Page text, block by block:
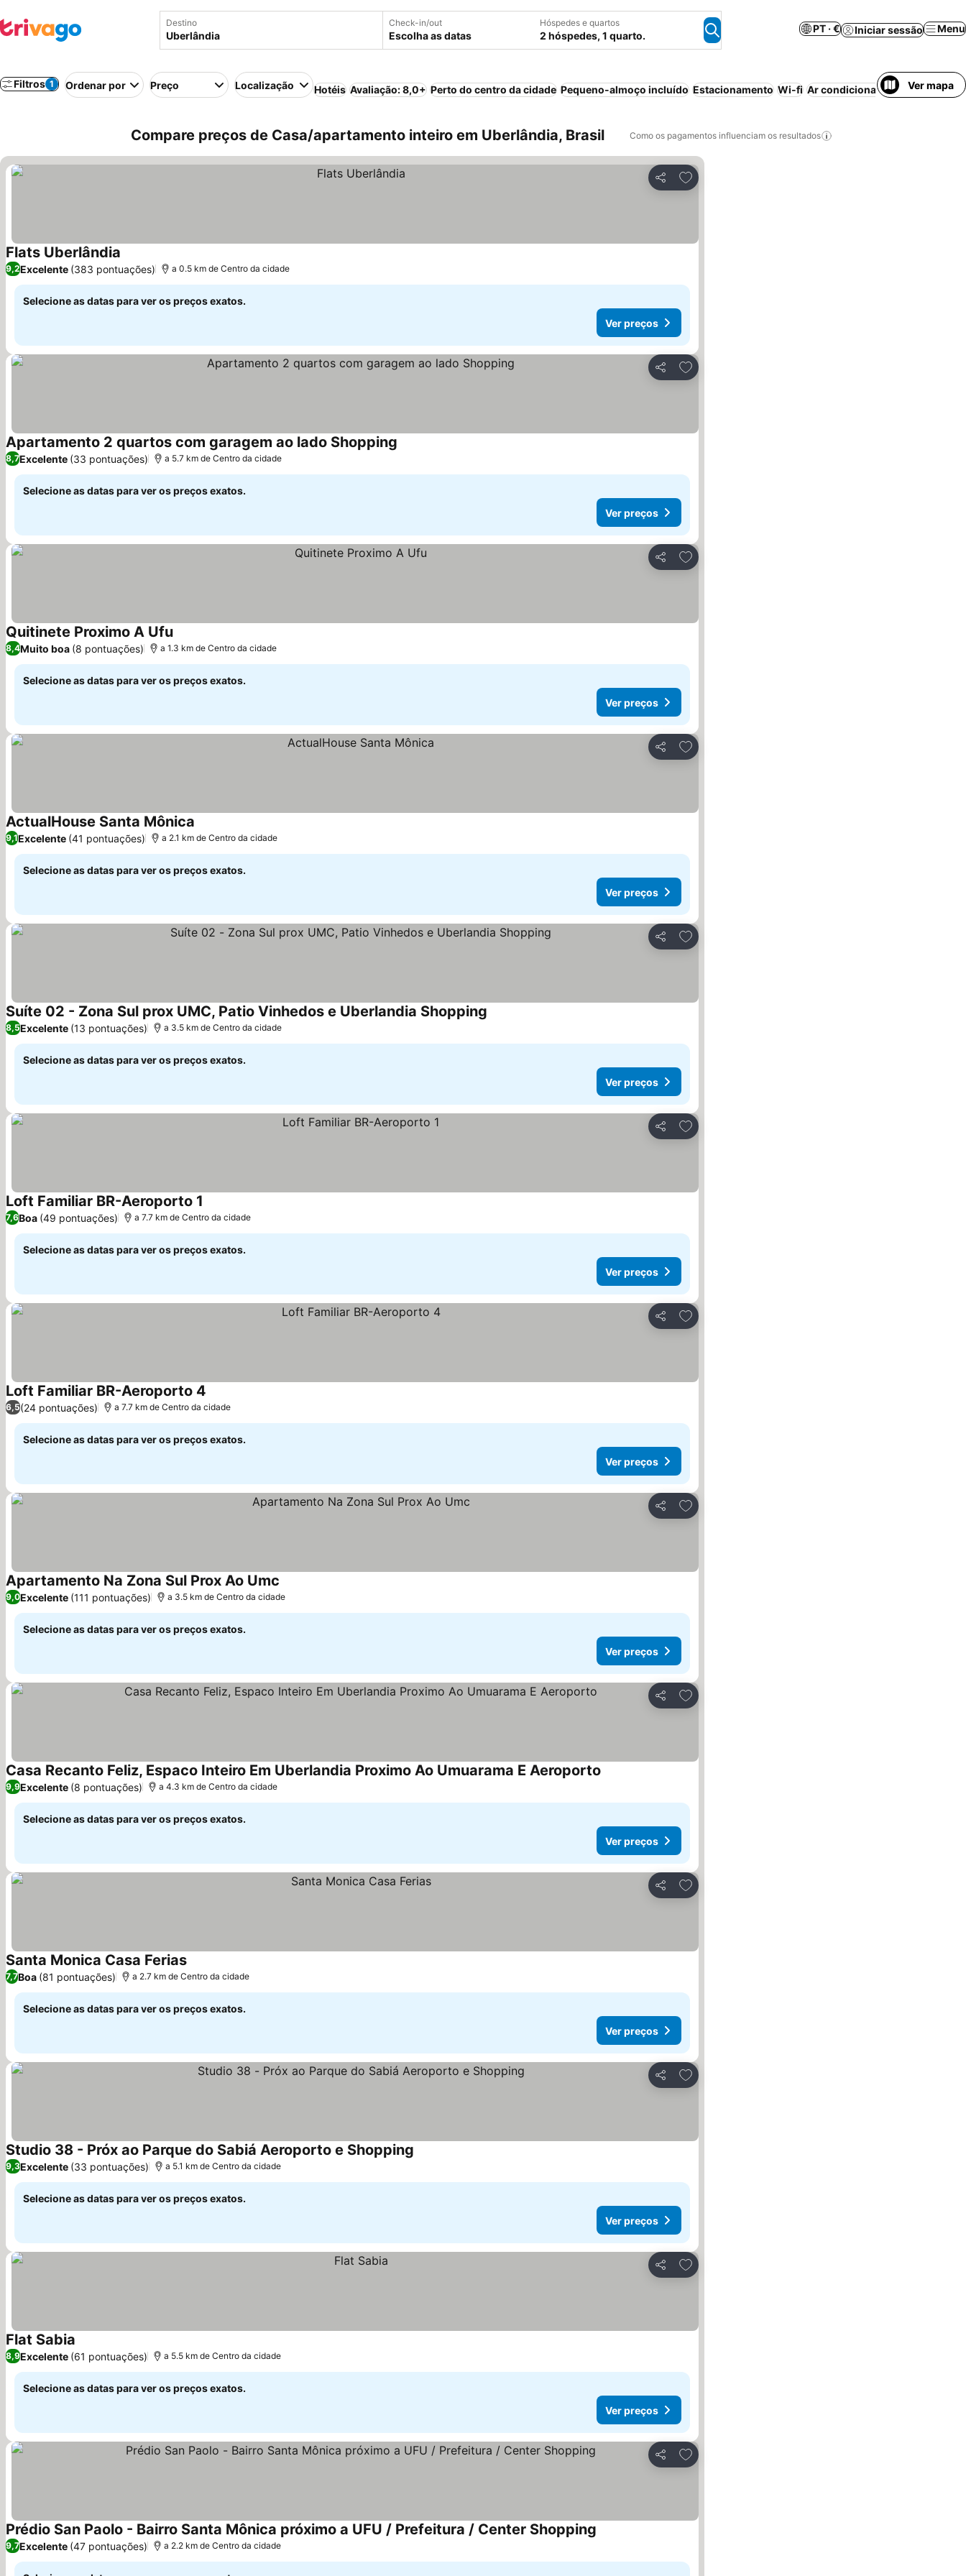
Destino Check-in/out
Escolha as datas
Hóspedes e quartos
2 hóspedes, 1 quarto.
PT · € Iniciar sessão Menu
Filtros 1 Ordenar por Preço Localização Hotéis Avaliação: 8,0+ Perto do centro da cidade Pequeno-almoço incluído Estacionamento Wi-fi Ar condicionado Banheira de
Ver mapa
Compare preços de Casa/apartamento inteiro em Uberlândia, Brasil Como os pagamentos influenciam os resultados
Partilhar
Adicionar aos favoritos
Flats Uberlândia
9,2Excelente (383 pontuações) a 0.5 km de Centro da cidade
Selecione as datas para ver os preços exatos.
Ver preços
Partilhar
Adicionar aos favoritos
Apartamento 2 quartos com garagem ao lado Shopping
8,7Excelente (33 pontuações) a 5.7 km de Centro da cidade
Selecione as datas para ver os preços exatos.
Ver preços
Partilhar
Adicionar aos favoritos
Quitinete Proximo A Ufu
8,4Muito boa (8 pontuações) a 1.3 km de Centro da cidade
Selecione as datas para ver os preços exatos.
Ver preços
Partilhar
Adicionar aos favoritos
ActualHouse Santa Mônica
9,1Excelente (41 pontuações) a 2.1 km de Centro da cidade
Selecione as datas para ver os preços exatos.
Ver preços
Partilhar
Adicionar aos favoritos
Suíte 02 - Zona Sul prox UMC, Patio Vinhedos e Uberlandia Shopping
8,5Excelente (13 pontuações) a 3.5 km de Centro da cidade
Selecione as datas para ver os preços exatos.
Ver preços
Partilhar
Adicionar aos favoritos
Loft Familiar BR-Aeroporto 1
7,6Boa (49 pontuações) a 7.7 km de Centro da cidade
Selecione as datas para ver os preços exatos.
Ver preços
Partilhar
Adicionar aos favoritos
Loft Familiar BR-Aeroporto 4
6,5(24 pontuações) a 7.7 km de Centro da cidade
Selecione as datas para ver os preços exatos.
Ver preços
Partilhar
Adicionar aos favoritos
Apartamento Na Zona Sul Prox Ao Umc
9,0Excelente (111 pontuações) a 3.5 km de Centro da cidade
Selecione as datas para ver os preços exatos.
Ver preços
Partilhar
Adicionar aos favoritos
Casa Recanto Feliz, Espaco Inteiro Em Uberlandia Proximo Ao Umuarama E Aeroporto
9,9Excelente (8 pontuações) a 4.3 km de Centro da cidade
Selecione as datas para ver os preços exatos.
Ver preços
Partilhar
Adicionar aos favoritos
Santa Monica Casa Ferias
7,7Boa (81 pontuações) a 2.7 km de Centro da cidade
Selecione as datas para ver os preços exatos.
Ver preços
Partilhar
Adicionar aos favoritos
Studio 38 - Próx ao Parque do Sabiá Aeroporto e Shopping
9,3Excelente (33 pontuações) a 5.1 km de Centro da cidade
Selecione as datas para ver os preços exatos.
Ver preços
Partilhar
Adicionar aos favoritos
Flat Sabia
8,9Excelente (61 pontuações) a 5.5 km de Centro da cidade
Selecione as datas para ver os preços exatos.
Ver preços
Partilhar
Adicionar aos favoritos
Prédio San Paolo - Bairro Santa Mônica próximo a UFU / Prefeitura / Center Shopping
9,7Excelente (47 pontuações) a 2.2 km de Centro da cidade